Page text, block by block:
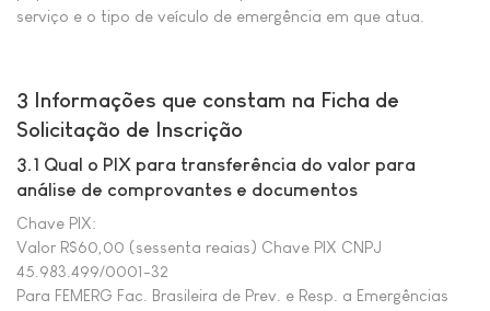
serviço e o tipo de veículo de emergência em que atua.
3 Informações que constam na Ficha de
Solicitação de Inscrição
3.1 Qual o PIX para transferência do valor para
análise de comprovantes e documentos
Chave PIX:
Valor R$60,00 (sessenta reaias) Chave PIX CNPJ
45.983.499/0001-32
Para FEMERG Fac. Brasileira de Prev. e Resp. a Emergências